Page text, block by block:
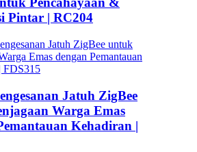
Pintar | RC204
Jatuh ZigBee
Warga Emas
Kehadiran |